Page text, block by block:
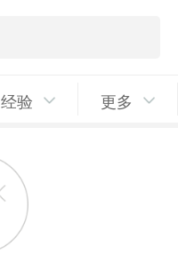
经验 更多